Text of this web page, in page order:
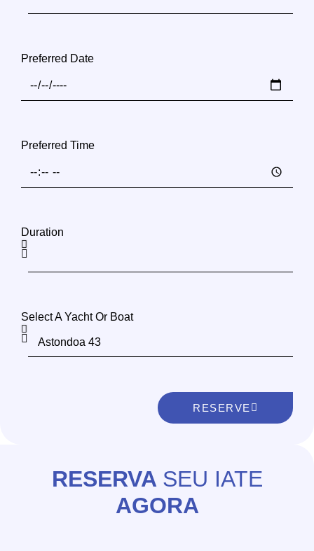
Preferred Date
Preferred Time
Duration
Select A Yacht Or Boat
RESERVE
RESERVA SEU IATE
AGORA